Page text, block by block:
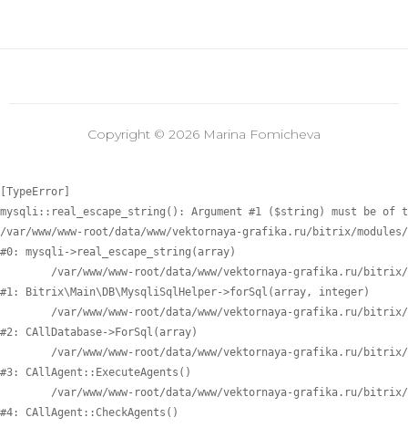
Copyright © 2026 Marina Fomicheva
[TypeError]
mysqli::real_escape_string(): Argument #1 ($string) must be
/var/www/www-root/data/www/vektornaya-grafika.ru/bitrix/
#0: mysqli->real_escape_string(array)
#1: Bitrix\Main\DB\MysqliSqlHelper->forSql(array, integer)
#2: CAllDatabase->ForSql(array)
#3: CAllAgent::ExecuteAgents()
#4: CAllAgent::CheckAgents()